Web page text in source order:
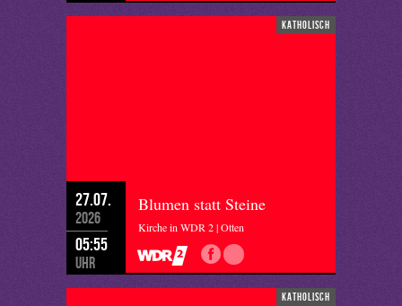
katholisch
27.07.
2026
05:55
Uhr
Blumen statt Steine
Kirche in WDR 2 | Otten
katholisch